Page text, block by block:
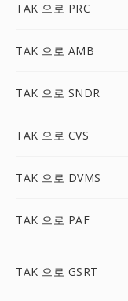
TAK 으로 PRC
TAK 으로 AMB
TAK 으로 SNDR
TAK 으로 CVS
TAK 으로 DVMS
TAK 으로 PAF
TAK 으로 GSRT